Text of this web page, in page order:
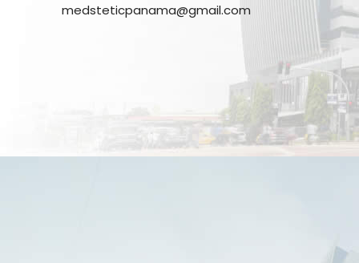
medsteticpanama@gmail.com